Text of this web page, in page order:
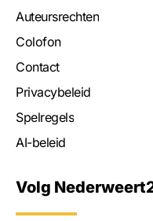
Auteursrechten
Colofon
Contact
Privacybeleid
Spelregels
AI-beleid
Volg